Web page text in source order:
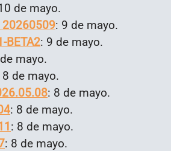
de mayo.
: 9 de mayo.
BETA2: 9 de mayo.
mayo.
8 de mayo.
: 8 de mayo.
: 8 de mayo.
: 8 de mayo.
: 8 de mayo.